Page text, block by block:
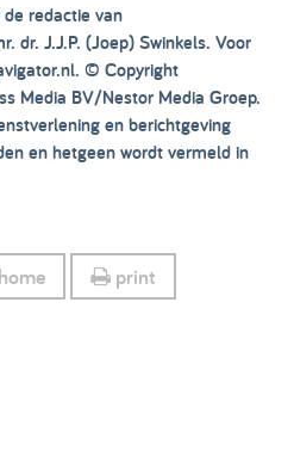
redactie van
dr. J.J.P. (Joep) Swinkels. Voor
© Copyright
Media BV/Nestor Media Groep.
en berichtgeving
en hetgeen wordt vermeld in
home print